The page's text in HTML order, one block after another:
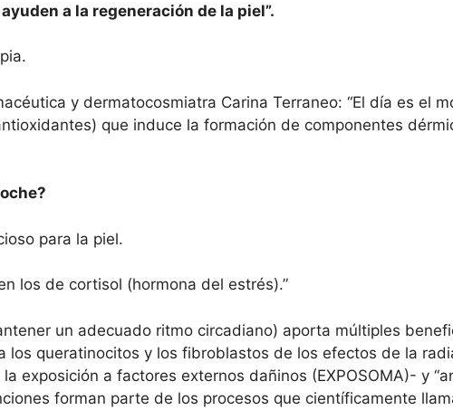
a la regeneración de la piel”.
y dermatocosmiatra Carina Terraneo: “El día es el
que induce la formación de componentes
para la piel.
los de cortisol (hormona del estrés).”
un adecuado ritmo circadiano) aporta múltiples
los queratinocitos y los fibroblastos de los efectos de la
exposición a factores externos dañinos (EXPOSOMA)- y
forman parte de los procesos que científicamente